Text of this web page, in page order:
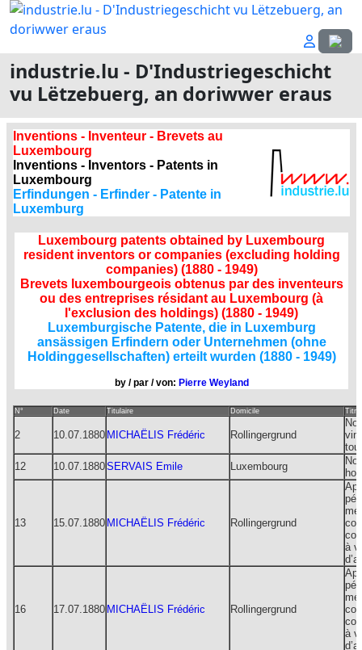
industrie.lu - D'Industriegeschicht
vu Lëtzebuerg, an doriwwer eraus